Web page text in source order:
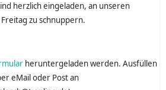
herzlich eingeladen, an unseren
zu schnuppern.
heruntergeladen werden. Ausfüllen
eMail oder Post an